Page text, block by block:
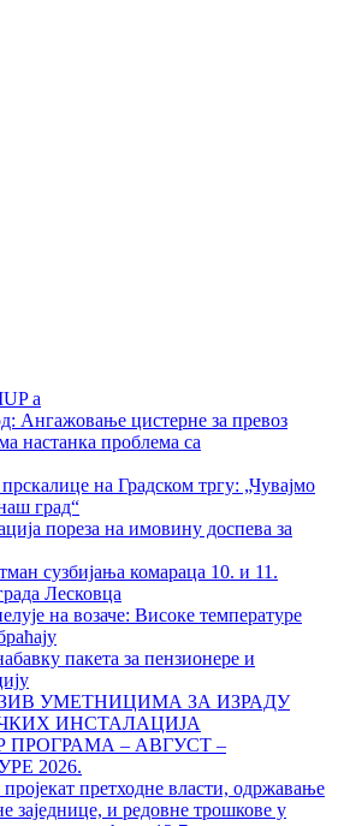
a
Ангажовање цистерне за превоз
настанка проблема са
на Градском тргу: „Чувајмо
град“
пореза на имовину доспева за
сузбијања комараца 10. и 11.
Лесковца
на возаче: Високе температуре
пакета за пензионере и
УМЕТНИЦИМА ЗА ИЗРАДУ
ИНСТАЛАЦИЈА
ПРОГРАМА – АВГУСТ –
2026.
претходне власти, одржавање
заједнице, и редовне трошкове у